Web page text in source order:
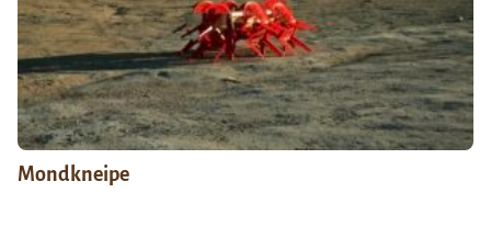
Mondkneipe